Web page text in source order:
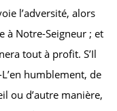
l’adversité, alors
à Notre-Seigneur ; et
tout à profit. S’Il
humblement, de
ou d’autre manière,